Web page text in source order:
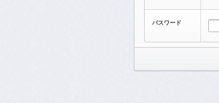
パスワード